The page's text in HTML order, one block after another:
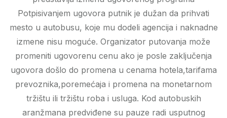
Potpisivanjem ugovora putnik je dužan da prihvati
mesto u autobusu, koje mu dodeli agencija i naknadne
izmene nisu moguće. Organizator putovanja može
promeniti ugovorenu cenu ako je posle zaključenja
ugovora došlo do promena u cenama hotela,tarifama
prevoznika,poremećaja i promena na monetarnom
tržištu ili tržištu roba i usluga. Kod autobuskih
aranžmana predviđene su pauze radi usputnog